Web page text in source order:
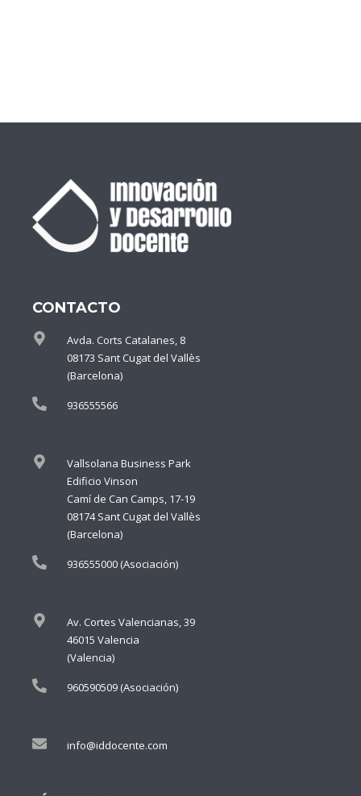
CONTACTO
Avda. Corts Catalanes, 8
08173 Sant Cugat del Vallès
(Barcelona)
936555566
Vallsolana Business Park
Edificio Vinson
Camí de Can Camps, 17-19
08174 Sant Cugat del Vallès
(Barcelona)
936555000 (Asociación)
Av. Cortes Valencianas, 39
46015 Valencia
(Valencia)
960590509 (Asociación)
info@iddocente.com